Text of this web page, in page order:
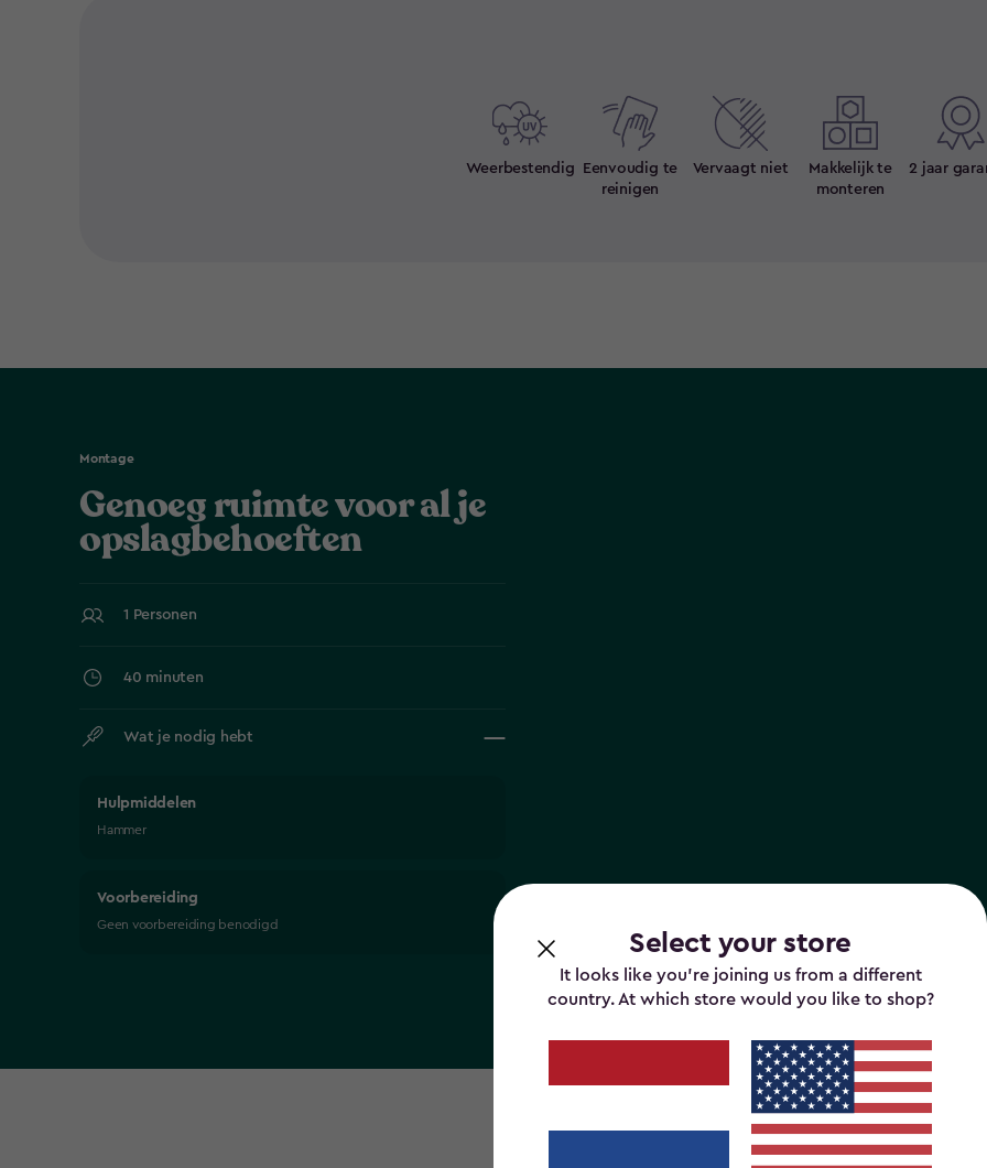
Select your store
It looks like you’re joining us from a different
country. At which store would you like to shop?
Weerbestendig
Eenvoudig te
reinigen
Vervaagt niet
Makkelijk te
monteren
2 jaar
Montage
Genoeg ruimte voor al je
opslagbehoeften
1 Personen
40 minuten
Wat je nodig hebt
Hulpmiddelen
Hammer
Voorbereiding
Geen voorbereiding benodigd